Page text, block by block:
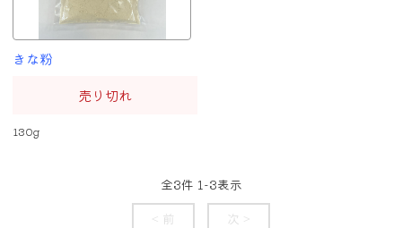
きな粉
売り切れ
130g
全3件 1-3表示
< 前
次 >